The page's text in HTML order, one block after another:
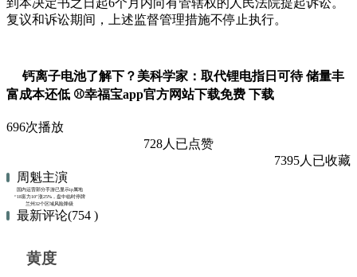
复议和诉讼期间，上述监督管理措施不停止执行。
钙离子电池了解下？美科学家：取代锂电指日可待 储量丰
富成本还低 ⚾幸福宝app官方网站下载免费 下载
696次播放
728人已点赞
7395人已收藏
周魁主演
国内运营部分手游已显示ip属地
“18富力10”涨25%，盘中临时停牌
兰州32个区域风险降级
最新评论(754 )
黄度